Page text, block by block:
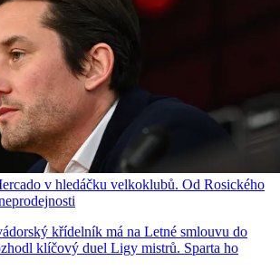
v hledáčku velkoklubů. Od Rosického
křídelník má na Letné smlouvu do
klíčový duel Ligy mistrů. Sparta ho